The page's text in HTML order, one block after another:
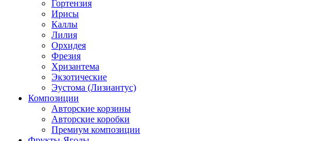
Гортензия
Ирисы
Каллы
Лилия
Орхидея
Фрезия
Хризантема
Экзотические
Эустома (Лизиантус)
Композиции
Авторские корзины
Авторские коробки
Премиум композиции